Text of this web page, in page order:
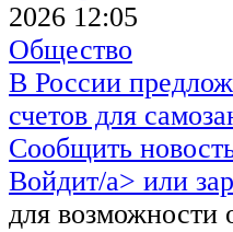
2026 12:05
Общество
В России
счетов для
Сообщить
Войдит/a> или
для возможности